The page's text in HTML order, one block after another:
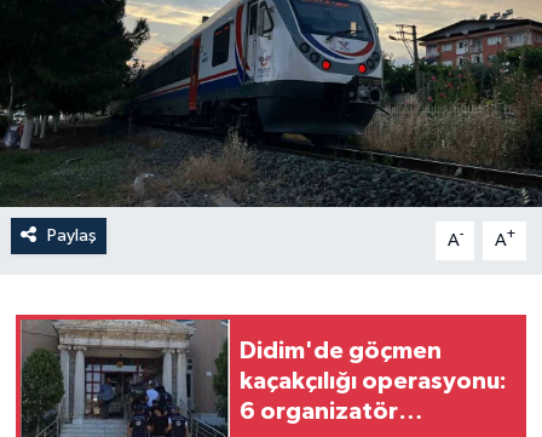
Paylaş A- A+
Didim'de göçmen
kaçakçılığı operasyonu:
6 organizatör